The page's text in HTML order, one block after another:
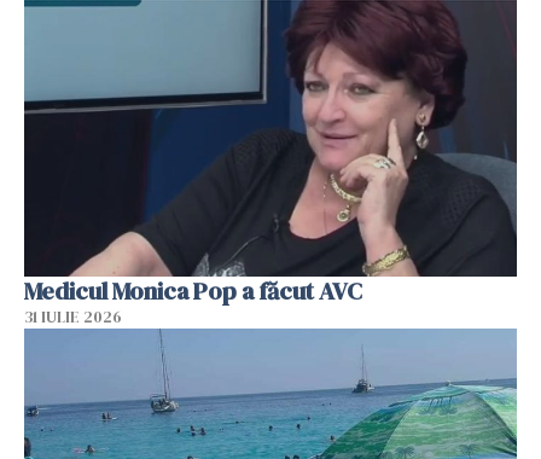
Medicul Monica Pop a făcut AVC
31 IULIE 2026